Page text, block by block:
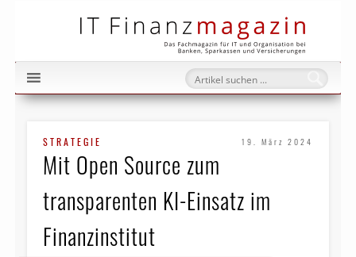
STRATEGIE 19. März 2024
Mit Open Source zum
transparenten KI-Einsatz im
Finanzinstitut